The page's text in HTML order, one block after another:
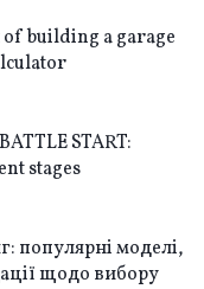
building a garage
START:
stages
популярні моделі,
щодо вибору